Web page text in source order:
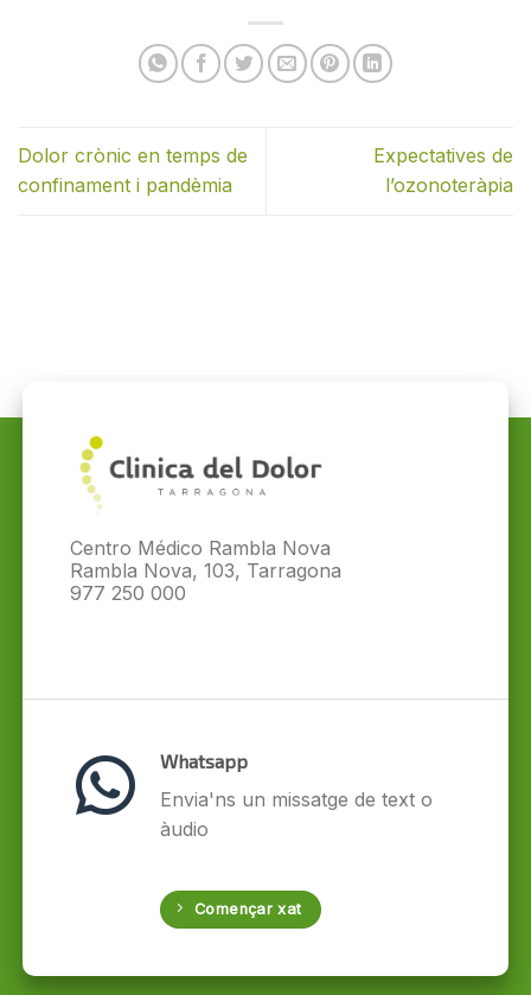
Dolor crònic en temps de
confinament i pandèmia
Expectatives de
l’ozonoteràpia
Centro Médico Rambla Nova
Rambla Nova, 103, Tarragona
977 250 000
Whatsapp
Envia'ns un missatge de text o
àudio
Començar xat